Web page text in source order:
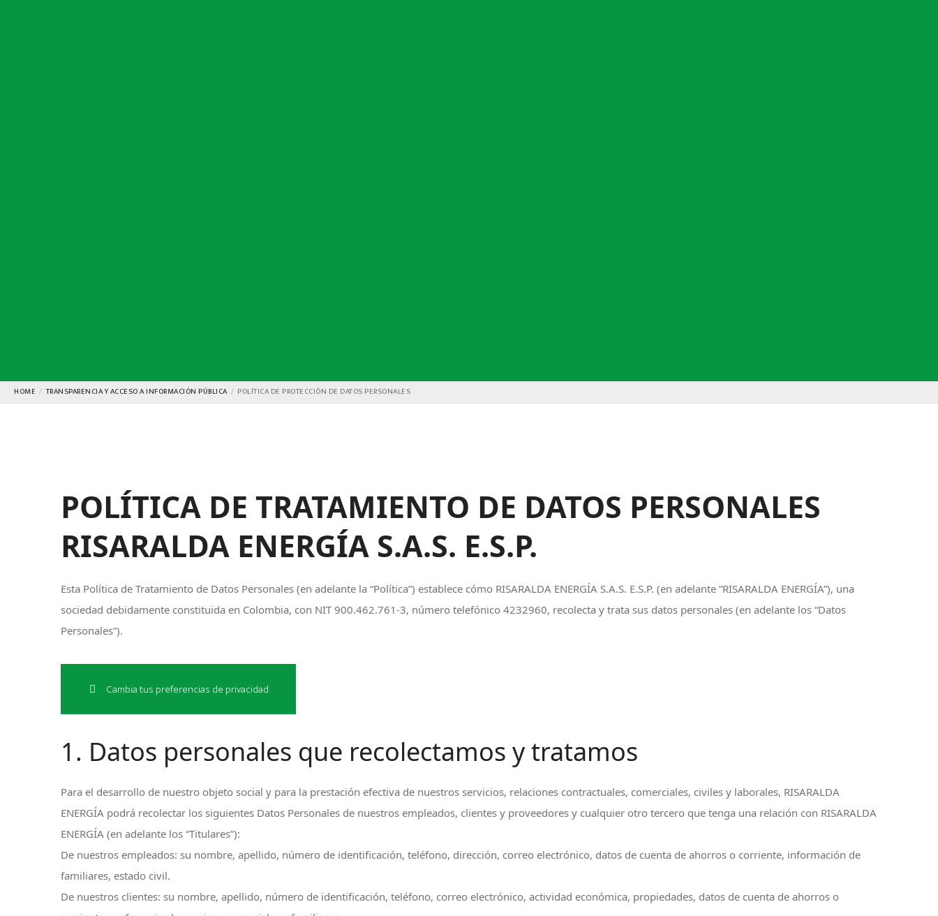
HOME TRANSPARENCIA Y ACCESO A INFORMACIÓN PÚBLICA POLÍTICA DE PROTECCIÓN DE DATOS PERSONALES
POLÍTICA DE TRATAMIENTO DE DATOS PERSONALES
RISARALDA ENERGÍA S.A.S. E.S.P.
Esta Política de Tratamiento de Datos Personales (en adelante la “Política”) establece cómo RISARALDA ENERGÍA S.A.S. E.S.P. (en adelante “RISARALDA ENERGÍA”), una
sociedad debidamente constituida en Colombia, con NIT 900.462.761-3, número telefónico 4232960, recolecta y trata sus datos personales (en adelante los “Datos
Personales”).
Cambia tus preferencias de privacidad
1. Datos personales que recolectamos y tratamos
Para el desarrollo de nuestro objeto social y para la prestación efectiva de nuestros servicios, relaciones contractuales, comerciales, civiles y laborales, RISARALDA
ENERGÍA podrá recolectar los siguientes Datos Personales de nuestros empleados, clientes y proveedores y cualquier otro tercero que tenga una relación con RISARALDA
ENERGÍA (en adelante los “Titulares”):
De nuestros empleados: su nombre, apellido, número de identificación, teléfono, dirección, correo electrónico, datos de cuenta de ahorros o corriente, información de
familiares, estado civil.
De nuestros clientes: su nombre, apellido, número de identificación, teléfono, correo electrónico, actividad económica, propiedades, datos de cuenta de ahorros o